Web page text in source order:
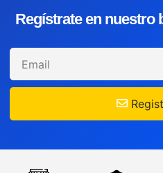
Regístrate en nuestro